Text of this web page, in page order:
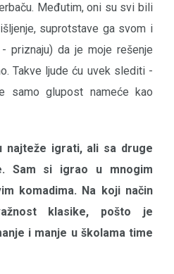
Međutim, oni su svi bili
suprotstave ga svom i
priznaju) da je moje rešenje
Takve ljude ću uvek slediti -
samo glupost nameće kao
najteže igrati, ali sa druge
Sam si igrao u mnogim
komadima. Na koji način
klasike, pošto je
i manje u školama time